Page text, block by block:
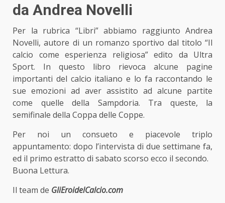
da Andrea Novelli
Per la rubrica “Libri” abbiamo raggiunto Andrea
Novelli, autore di un romanzo sportivo dal titolo “Il
calcio come esperienza religiosa” edito da Ultra
Sport. In questo libro rievoca alcune pagine
importanti del calcio italiano e lo fa raccontando le
sue emozioni ad aver assistito ad alcune partite
come quelle della Sampdoria. Tra queste, la
semifinale della Coppa delle Coppe.
Per noi un consueto e piacevole triplo
appuntamento: dopo l’intervista di due settimane fa,
ed il primo estratto di sabato scorso ecco il secondo.
Buona Lettura.
Il team de GliEroidelCalcio.com